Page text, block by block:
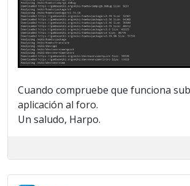
Cuando compruebe que funciona
aplicación al foro.
Un saludo, Harpo.